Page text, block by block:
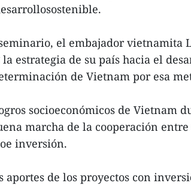
el embajador vietnamita
estrategia de su país hacia el
de Vietnam por esa
socioeconómicos de Vietnam
marcha de la cooperación
inversión.
aportes de los proyectos con